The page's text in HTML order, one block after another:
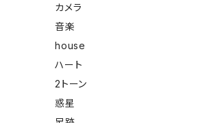
カメラ
音楽
house
ハート
2トーン
惑星